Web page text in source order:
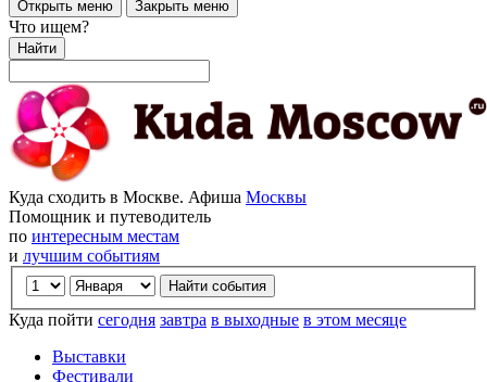
Открыть меню Закрыть меню
Что ищем?
Найти
Куда сходить в Москве. Афиша Москвы
Помощник и путеводитель
по интересным местам
и лучшим событиям
Куда пойти сегодня завтра в выходные в этом месяце
Выставки
Фестивали